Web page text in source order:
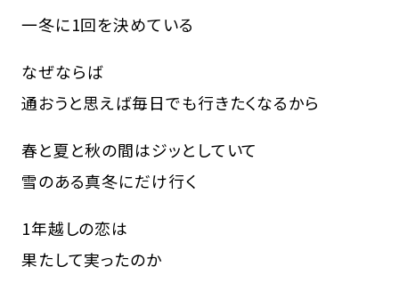
一冬に1回を決めている
なぜならば
通おうと思えば毎日でも行きたくなるから
春と夏と秋の間はジッとしていて
雪のある真冬にだけ行く
1年越しの恋は
果たして実ったのか